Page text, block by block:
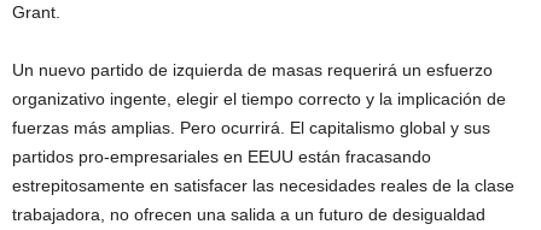
Grant.
Un nuevo partido de izquierda de masas requerirá un esfuerzo
organizativo ingente, elegir el tiempo correcto y la implicación de
fuerzas más amplias. Pero ocurrirá. El capitalismo global y sus
partidos pro-empresariales en EEUU están fracasando
estrepitosamente en satisfacer las necesidades reales de la clase
trabajadora, no ofrecen una salida a un futuro de desigualdad